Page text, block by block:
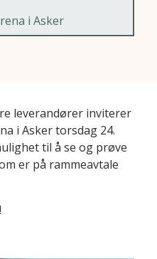
i Asker
leverandører inviterer
i Asker torsdag 24.
til å se og prøve
er på rammeavtale